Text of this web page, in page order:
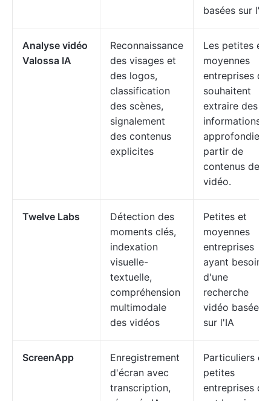
basées sur l'IA.
Analyse vidéo
Valossa IA
Reconnaissance
des visages et
des logos,
classification
des scènes,
signalement
des contenus
explicites
Les petites et
moyennes
entreprises qui
souhaitent
extraire des
informations
approfondies
partir de
contenus de
vidéo.
Twelve Labs
Détection des
moments clés,
indexation
visuelle-
textuelle,
compréhension
multimodale
des vidéos
Petites et
moyennes
entreprises
ayant besoin
d'une
recherche
vidéo basée
sur l'IA
ScreenApp
Enregistrement
d'écran avec
transcription,
Particuliers et
petites
entreprises qui